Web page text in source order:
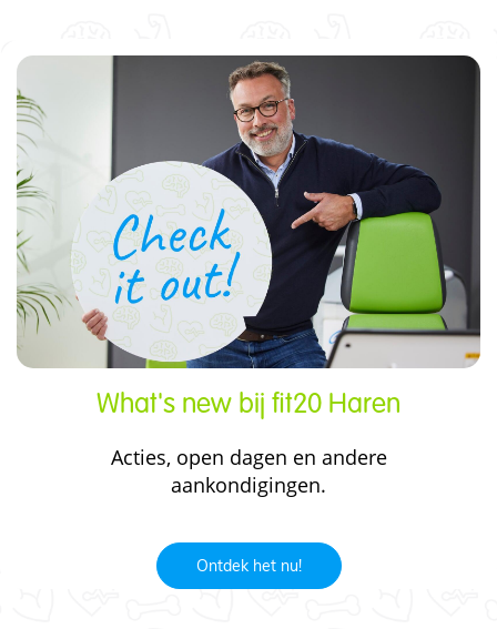
What's new bij fit20 Haren
Acties, open dagen en andere
aankondigingen.
Ontdek het nu!